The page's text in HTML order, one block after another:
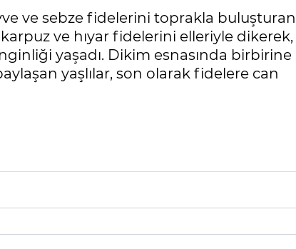
ve sebze fidelerini toprakla buluşturan
ve hıyar fidelerini elleriyle dikerek,
yaşadı. Dikim esnasında birbirine
yaşlılar, son olarak fidelere can